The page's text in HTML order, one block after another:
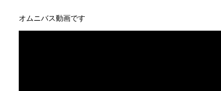
オムニバス動画です